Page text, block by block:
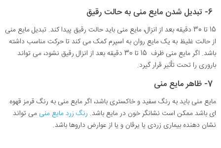
6- تبدیل شدن مایع منی به حالت رقیق
15 تا 30 دقیقه بعد از انزال، مایع منی باید حالت رقیق پیدا کند. تبدیل مایع منی
از حالت غلیظ به یک مایع روان به اسپرم کمک می کند تا حرکت مناسب داشته
باشد. اگر مایع منی ظرف 15 تا 30 دقیقه بعد از انزال رقیق نشود، می تواند
باروری را تحت تأثیر قرار گیرد.
7- ظاهر مایع منی
مایع منی باید به رنگ سفید و خاکستری باشد، اگر مایع منی به رنگ قرمز قهوه
ای باشد ممکن است نشانگر خون در مایع باشد. رنگ زرد مایع منی می تواند
نشان دهنده بیماری زردی یا یرقان و یا از عوارض داروها باشد.